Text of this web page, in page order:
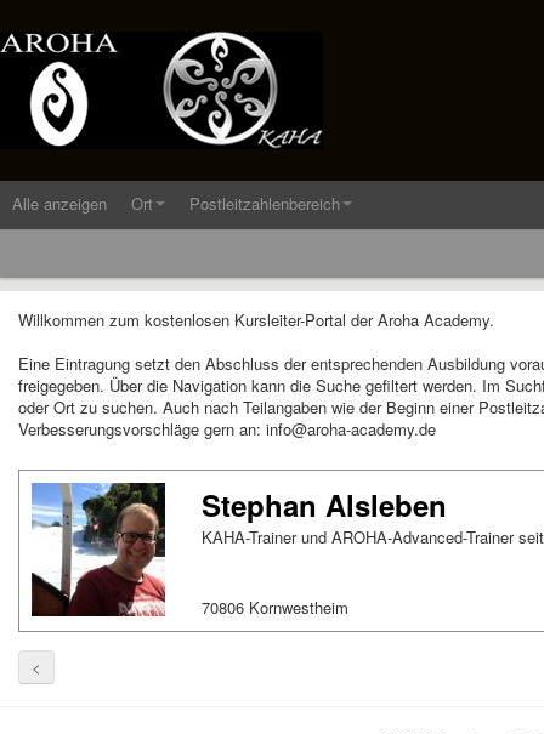
Alle anzeigen Ort Postleitzahlenbereich
Willkommen zum kostenlosen Kursleiter-Portal der Aroha Academy.
Eine Eintragung setzt den Abschluss der entsprechenden Ausbildung
freigegeben. Über die Navigation kann die Suche gefiltert werden. Im
oder Ort zu suchen. Auch nach Teilangaben wie der Beginn einer
Verbesserungsvorschläge gern an: info@aroha-academy.de
Stephan Alsleben
KAHA-Trainer und AROHA-Advanced-Trainer
70806 Kornwestheim
<